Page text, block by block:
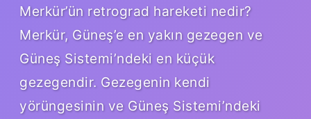
Merkür’ün retrograd hareketi nedir?
Merkür, Güneş’e en yakın gezegen ve
Güneş Sistemi’ndeki en küçük
gezegendir. Gezegenin kendi
yörüngesinin ve Güneş Sistemi’ndeki